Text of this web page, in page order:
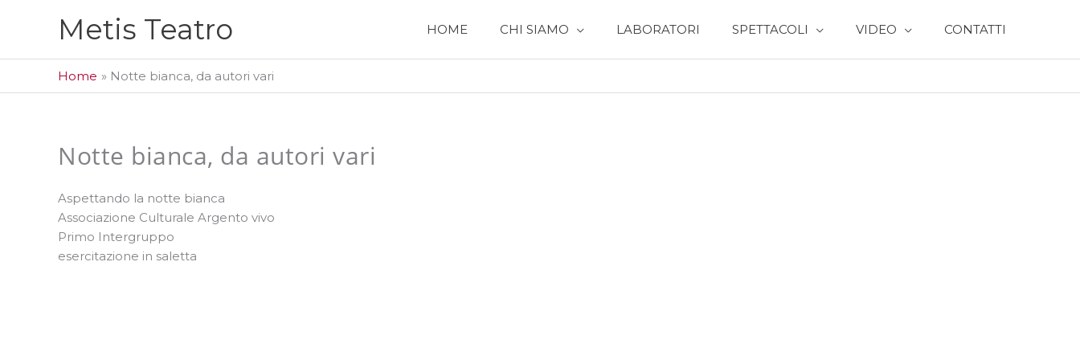
Metis Teatro HOME CHI SIAMO LABORATORI SPETTACOLI VIDEO CONTATTI
Home Notte bianca, da autori vari
Notte bianca, da autori vari
Aspettando la notte bianca
Associazione Culturale Argento vivo
Primo Intergruppo
esercitazione in saletta